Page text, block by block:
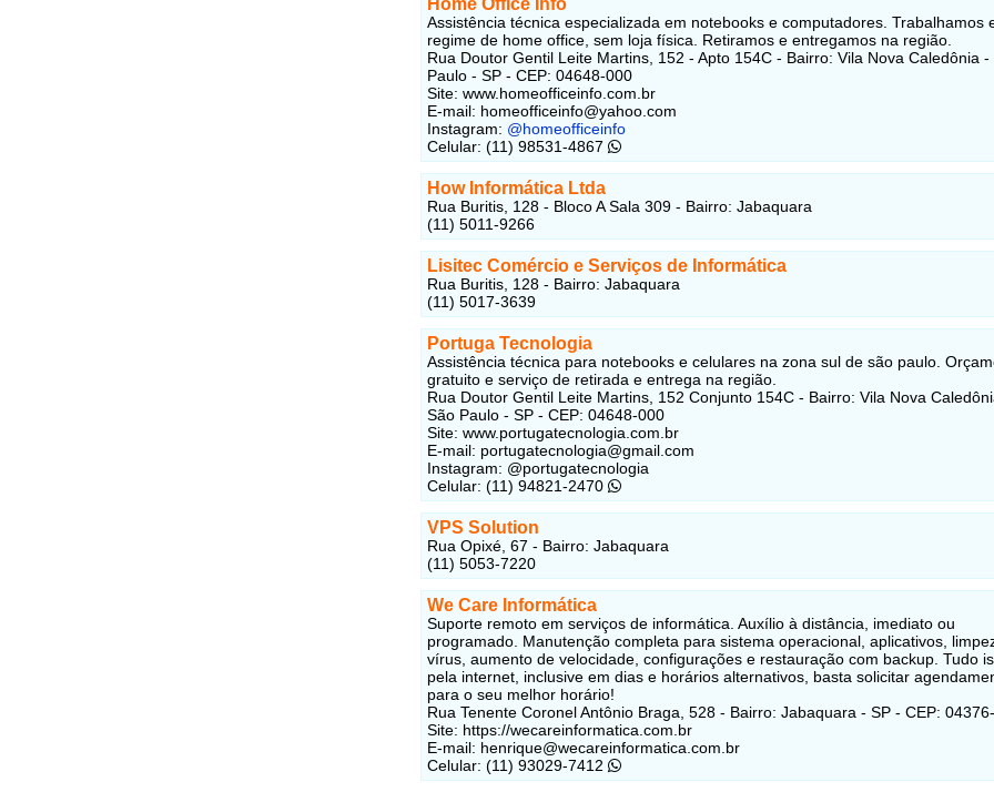
Assistência técnica especializada em notebooks e computadores. Trabalhamos
regime de home office, sem loja física. Retiramos e entregamos na região.
Rua Doutor Gentil Leite Martins, 152 - Apto 154C - Bairro: Vila Nova Caledônia -
Paulo - SP - CEP: 04648-000
Site: www.homeofficeinfo.com.br
E-mail: homeofficeinfo@yahoo.com
Instagram: @homeofficeinfo
Celular: (11) 98531-4867
How Informática Ltda
Rua Buritis, 128 - Bloco A Sala 309 - Bairro: Jabaquara
(11) 5011-9266
Lisitec Comércio e Serviços de Informática
Rua Buritis, 128 - Bairro: Jabaquara
(11) 5017-3639
Portuga Tecnologia
Assistência técnica para notebooks e celulares na zona sul de são paulo.
gratuito e serviço de retirada e entrega na região.
Rua Doutor Gentil Leite Martins, 152 Conjunto 154C - Bairro: Vila Nova
São Paulo - SP - CEP: 04648-000
Site: www.portugatecnologia.com.br
E-mail: portugatecnologia@gmail.com
Instagram: @portugatecnologia
Celular: (11) 94821-2470
VPS Solution
Rua Opixé, 67 - Bairro: Jabaquara
(11) 5053-7220
We Care Informática
Suporte remoto em serviços de informática. Auxílio à distância, imediato ou
programado. Manutenção completa para sistema operacional, aplicativos,
vírus, aumento de velocidade, configurações e restauração com backup. Tudo
pela internet, inclusive em dias e horários alternativos, basta solicitar
para o seu melhor horário!
Rua Tenente Coronel Antônio Braga, 528 - Bairro: Jabaquara - SP - CEP:
Site: https://wecareinformatica.com.br
E-mail: henrique@wecareinformatica.com.br
Celular: (11) 93029-7412